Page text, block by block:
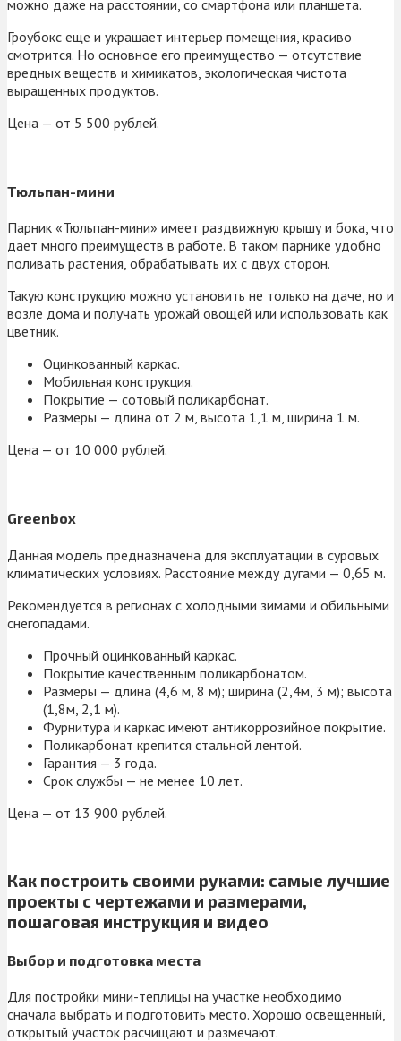
можно даже на расстоянии, со смартфона или планшета.
Гроубокс еще и украшает интерьер помещения, красиво
смотрится. Но основное его преимущество — отсутствие
вредных веществ и химикатов, экологическая чистота
выращенных продуктов.
Цена — от 5 500 рублей.
Тюльпан-мини
Парник «Тюльпан-мини» имеет раздвижную крышу и бока, что
дает много преимуществ в работе. В таком парнике удобно
поливать растения, обрабатывать их с двух сторон.
Такую конструкцию можно установить не только на даче, но и
возле дома и получать урожай овощей или использовать как
цветник.
Оцинкованный каркас.
Мобильная конструкция.
Покрытие — сотовый поликарбонат.
Размеры — длина от 2 м, высота 1,1 м, ширина 1 м.
Цена — от 10 000 рублей.
Greenbox
Данная модель предназначена для эксплуатации в суровых
климатических условиях. Расстояние между дугами — 0,65 м.
Рекомендуется в регионах с холодными зимами и обильными
снегопадами.
Прочный оцинкованный каркас.
Покрытие качественным поликарбонатом.
Размеры — длина (4,6 м, 8 м); ширина (2,4м, 3 м); высота
(1,8м, 2,1 м).
Фурнитура и каркас имеют антикоррозийное покрытие.
Поликарбонат крепится стальной лентой.
Гарантия — 3 года.
Срок службы — не менее 10 лет.
Цена — от 13 900 рублей.
Как построить своими руками: самые лучшие
проекты с чертежами и размерами,
пошаговая инструкция и видео
Выбор и подготовка места
Для постройки мини-теплицы на участке необходимо
сначала выбрать и подготовить место. Хорошо освещенный,
открытый участок расчищают и размечают.